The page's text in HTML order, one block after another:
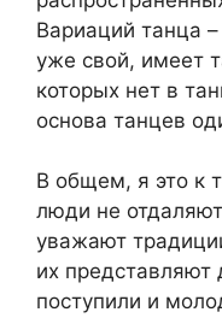
Вариаций танца
уже свой, имеет
которых нет в
основа танцев
В общем, я это к
люди не
уважают
их
поступили и